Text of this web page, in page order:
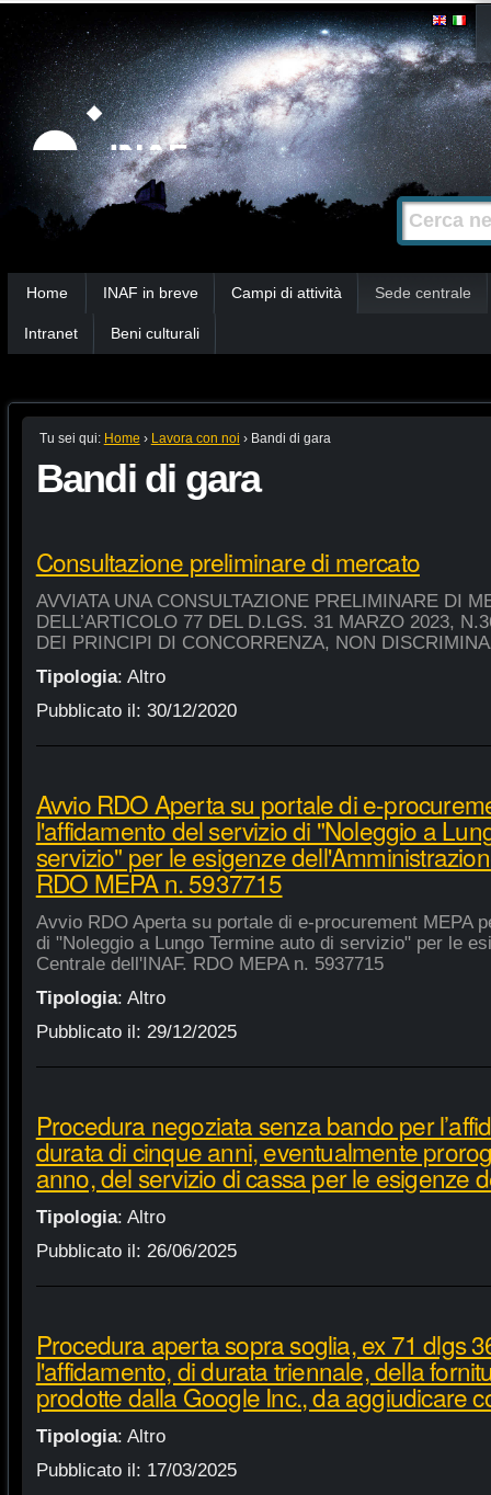
Strumenti
personali
Salta
contenuti.
|
Salta
alla
navigazione
Cerca nel
Ricerca
avanzata…
Home INAF in breve Campi di attività Sede centrale
Intranet Beni culturali
Tu sei qui: Home › Lavora con noi › Bandi di gara
Bandi di gara
Consultazione preliminare di mercato
AVVIATA UNA CONSULTAZIONE PRELIMINARE DI
DELL’ARTICOLO 77 DEL D.LGS. 31 MARZO 2023,
DEI PRINCIPI DI CONCORRENZA, NON
Tipologia: Altro
Pubblicato il: 30/12/2020
Avvio RDO Aperta su portale di e-
l'affidamento del servizio di "Noleggio a
servizio" per le esigenze
RDO MEPA n. 5937715
Avvio RDO Aperta su portale di e-procurement MEPA
di "Noleggio a Lungo Termine auto di servizio" per le
Centrale dell'INAF. RDO MEPA n. 5937715
Tipologia: Altro
Pubblicato il: 29/12/2025
Procedura negoziata senza bando per
durata di cinque anni, eventualmente
anno, del servizio di cassa per le esigenze
Tipologia: Altro
Pubblicato il: 26/06/2025
Procedura aperta sopra soglia, ex 71 dlgs
l'affidamento, di durata triennale, della
prodotte dalla Google Inc., da aggiudicare
Tipologia: Altro
Pubblicato il: 17/03/2025